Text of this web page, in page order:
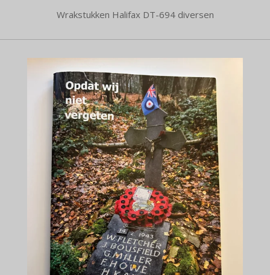
Wrakstukken Halifax DT-694 diversen